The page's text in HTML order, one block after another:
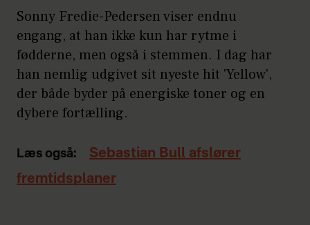
Sonny Fredie-Pedersen viser endnu
engang, at han ikke kun har rytme i
fødderne, men også i stemmen. I dag har
han nemlig udgivet sit nyeste hit 'Yellow',
der både byder på energiske toner og en
dybere fortælling.
Læs også:
Sebastian Bull afslører
fremtidsplaner